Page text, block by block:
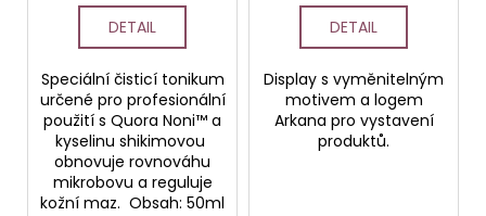
DETAIL
Speciální čisticí tonikum
určené pro profesionální
použití s Quora Noni™ a
kyselinu shikimovou
obnovuje rovnováhu
mikrobovu a reguluje
kožní maz. Obsah: 50ml
DETAIL
Display s vyměnitelným
motivem a logem
Arkana pro vystavení
produktů.